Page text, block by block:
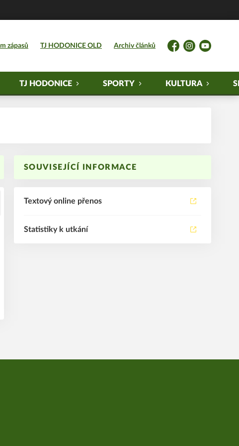
zápasů TJ HODONICE OLD Archiv článků
FacebookInstagramYouTube
TJ HODONICE SPORTY KULTURA
SOUVISEJÍCÍ INFORMACE
Textový online přenos
Statistiky k utkání